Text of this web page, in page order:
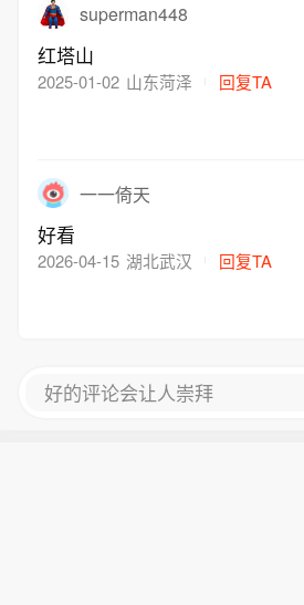
superman448
红塔山
2025-01-02 山东菏泽 回复TA
一一倚天
好看
2026-04-15 湖北武汉 回复TA
好的评论会让人崇拜